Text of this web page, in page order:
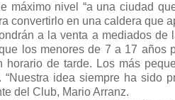
máximo nivel “a una ciudad
convertirlo en una caldera que
a la venta a mediados
los menores de 7 a 17 años
horario de tarde. Los más
“Nuestra idea siempre ha sido
del Club, Mario Arranz.